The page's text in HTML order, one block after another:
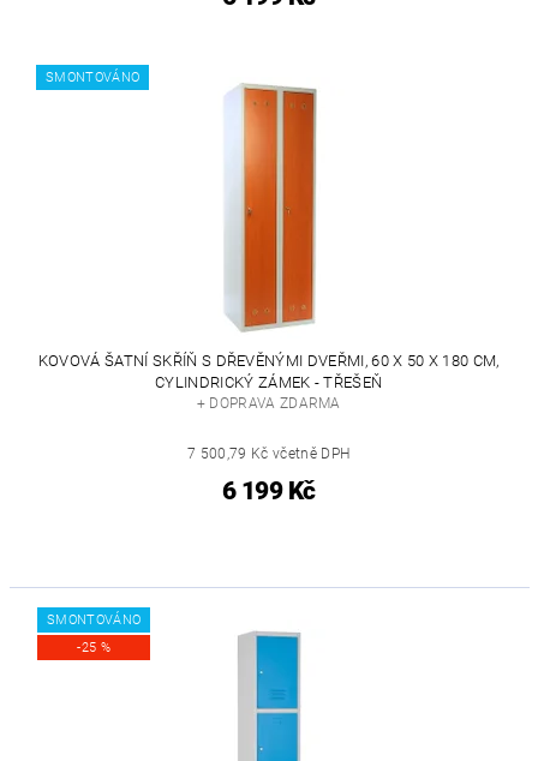
SMONTOVÁNO
KOVOVÁ ŠATNÍ SKŘÍŇ S DŘEVĚNÝMI DVEŘMI, 60 X 50 X 180 CM,
CYLINDRICKÝ ZÁMEK - TŘEŠEŇ
+ DOPRAVA ZDARMA
7 500,79 Kč včetně DPH
6 199 Kč
SMONTOVÁNO
-25 %